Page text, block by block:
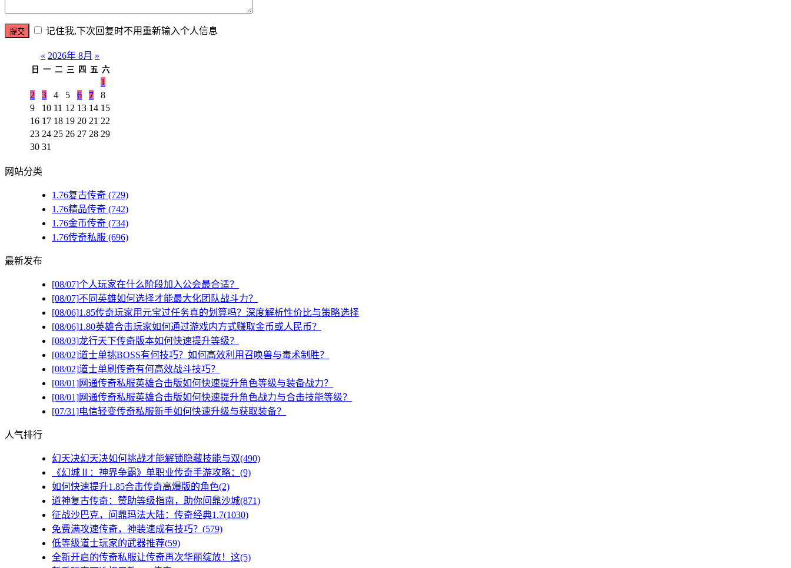
记住我,下次回复时不用重新输入个人信息
« 2026年 8月 »
日 一 二 三 四 五 六
1
2
3 4 5 6 7
8
9
10 11 12 13 14 15
16 17 18 19 20 21 22
23 24 25 26 27 28 29
30 31
网站分类
1.76复古传奇 (729)
1.76精品传奇 (742)
1.76金币传奇 (734)
1.76传奇私服 (696)
最新发布
[08/07]个人玩家在什么阶段加入公会最合适？
[08/07]不同英雄如何选择才能最大化团队战斗力？
[08/06]1.85传奇玩家用元宝过任务真的划算吗？深度解析性价比与策略选择
[08/06]1.80英雄合击玩家如何通过游戏内方式赚取金币或人民币？
[08/03]龙行天下传奇版本如何快速提升等级？
[08/02]道士单挑BOSS有何技巧？如何高效利用召唤兽与毒术制胜？
[08/02]道士单刷传奇有何高效战斗技巧？
[08/01]网通传奇私服英雄合击版如何快速提升角色等级与装备战力？
[08/01]网通传奇私服英雄合击版如何快速提升角色战力与合击技能等级？
[07/31]电信轻变传奇私服新手如何快速升级与获取装备？
人气排行
幻天决幻天决如何挑战才能解锁隐藏技能与双(490)
《幻城Ⅱ：神界争霸》单职业传奇手游攻略：(9)
如何快速提升1.85合击传奇高爆版的角色(2)
道神复古传奇：赞助等级指南，助你问鼎沙城(871)
征战沙巴克，问鼎玛法大陆：传奇经典1.7(1030)
免费满攻速传奇，神装速成有技巧？(579)
低等级道士玩家的武器推荐(59)
全新开启的传奇私服让传奇再次华丽绽放！这(5)